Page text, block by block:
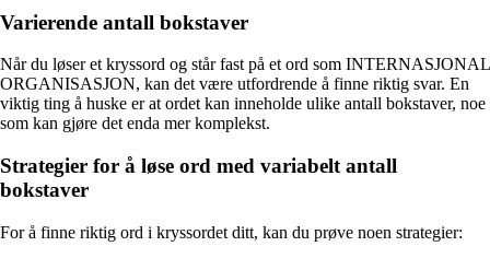
Varierende antall bokstaver
Når du løser et kryssord og står fast på et ord som INTERNASJONAL
ORGANISASJON, kan det være utfordrende å finne riktig svar. En
viktig ting å huske er at ordet kan inneholde ulike antall bokstaver, noe
som kan gjøre det enda mer komplekst.
Strategier for å løse ord med variabelt antall
bokstaver
For å finne riktig ord i kryssordet ditt, kan du prøve noen strategier: